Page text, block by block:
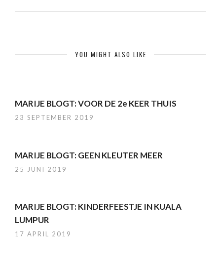
YOU MIGHT ALSO LIKE
MARIJE BLOGT: VOOR DE 2e KEER THUIS
23 SEPTEMBER 2019
MARIJE BLOGT: GEEN KLEUTER MEER
25 JUNI 2019
MARIJE BLOGT: KINDERFEESTJE IN KUALA
LUMPUR
17 APRIL 2019